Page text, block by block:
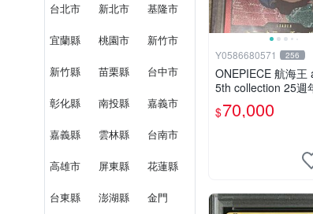
台北市 新北市 基隆市
宜蘭縣 桃園市 新竹市
新竹縣 苗栗縣 台中市
彰化縣 南投縣 嘉義市
嘉義縣 雲林縣 台南市
高雄市 屏東縣 花蓮縣
台東縣 澎湖縣 金門
Y0586680571 256
ONEPIECE 航海王
5th collection 25週
金字 領導卡 OP08-
2、021、057、058
$70,000